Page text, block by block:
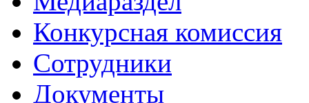
Конкурсная комиссия
Сотрудники
Документы